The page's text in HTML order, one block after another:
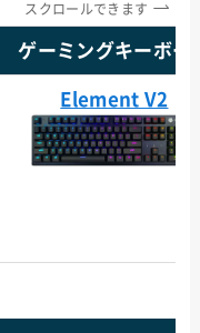
スクロールできます
ゲーミングキーボー
Element V2